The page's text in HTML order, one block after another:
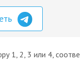
1, 2, 3 или 4,